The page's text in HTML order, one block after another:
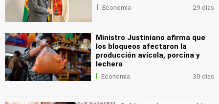
Economía 29 días
Ministro Justiniano afirma que
los bloqueos afectaron la
producción avícola, porcina y
lechera
Economía 30 días